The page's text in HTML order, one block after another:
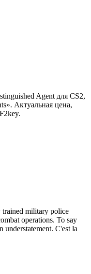
Agent для CS2,
Актуальная цена,
trained military police
operations. To say
understatement. C'est la